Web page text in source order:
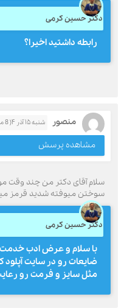
دکتر حسین کرمی
رابطه داشتید اخیرا؟
منصور شنبه ۱۵ آذر ۴( 8 ماه پیش)
مشاهده پرسش
سلام آقای دکتر من چند وقت
سوختن میوفته شدید قرمز
دکتر حسین کرمی
با سلام و عرض ادب
ضایعات رو در سایت
مثل سایز و فرمت رو